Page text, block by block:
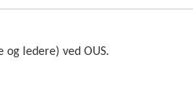
ledere) ved OUS.